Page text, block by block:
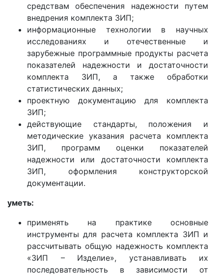
средствам обеспечения надежности путем
внедрения комплекта ЗИП;
информационные технологии в научных
исследованиях и отечественные и
зарубежные программные продукты расчета
показателей надежности и достаточности
комплекта ЗИП, а также обработки
статистических данных;
проектную документацию для комплекта
ЗИП;
действующие стандарты, положения и
методические указания расчета комплекта
ЗИП, программ оценки показателей
надежности или достаточности комплекта
ЗИП, оформления конструкторской
документации.
уметь:
применять на практике основные
инструменты для расчета комплекта ЗИП и
рассчитывать общую надежность комплекта
«ЗИП – Изделие», устанавливать их
последовательность в зависимости от